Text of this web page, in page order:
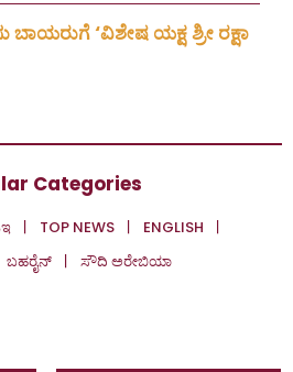
‘ವಿಶೇಷ ಯಕ್ಷ ಶ್ರೀ ರಕ್ಷಾ
Categories
TOP NEWS
ENGLISH
ಬಹರೈನ್ ಸೌದಿ ಅರೇಬಿಯಾ